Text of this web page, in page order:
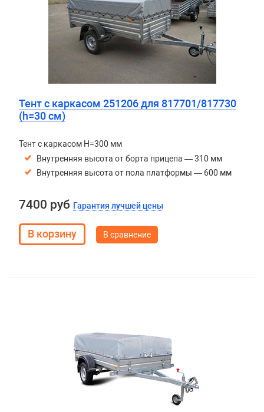
Тент с каркасом 251206 для 817701/817730
(h=30 см)
Тент с каркасом H=300 мм
Внутренняя высота от борта прицепа — 310 мм
Внутренняя высота от пола платформы — 600 мм
7400 руб Гарантия лучшей цены
В сравнение